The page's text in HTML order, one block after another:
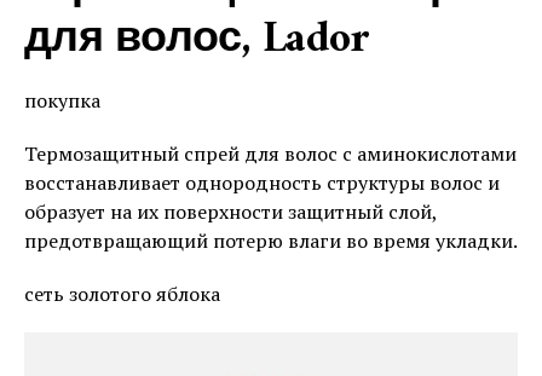
для волос, Lador
покупка
Термозащитный спрей для волос с аминокислотами
восстанавливает однородность структуры волос и
образует на их поверхности защитный слой,
предотвращающий потерю влаги во время укладки.
сеть золотого яблока